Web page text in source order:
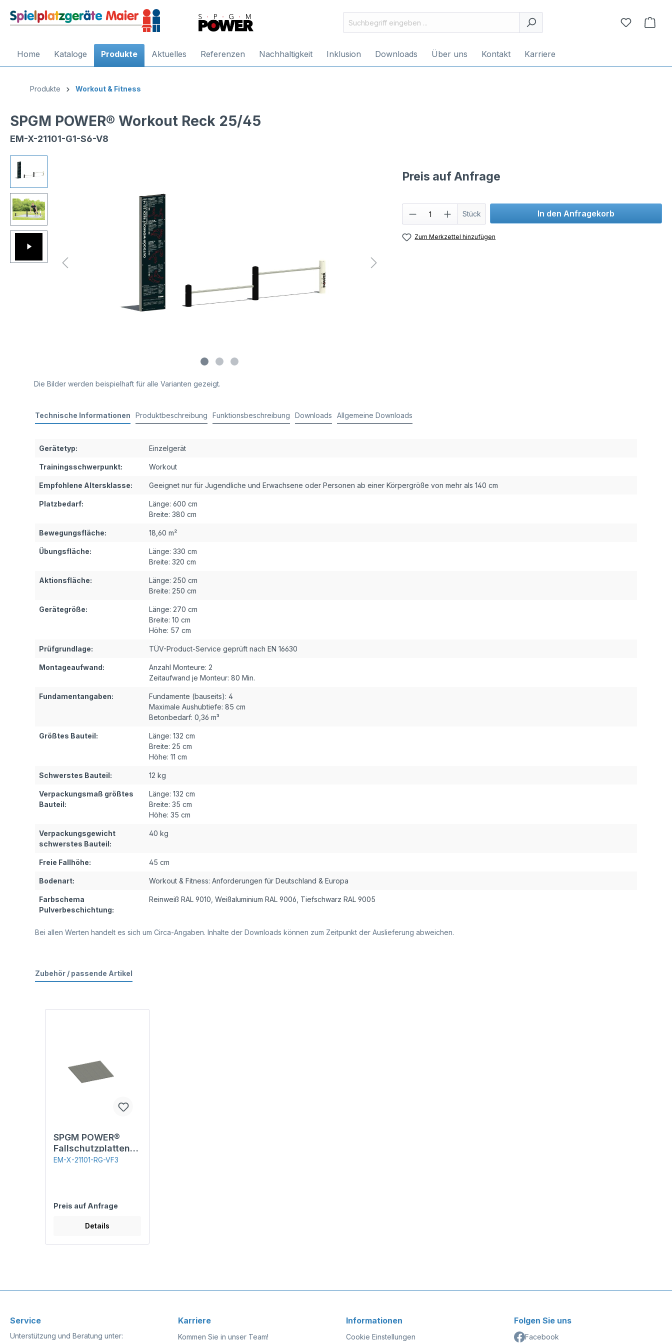
Home Kataloge Produkte Aktuelles Referenzen Nachhaltigkeit Inklusion Downloads Über uns Kontakt Karriere
Produkte Workout & Fitness
SPGM POWER® Workout Reck 25/45
EM-X-21101-G1-S6-V8
Die Bilder werden beispielhaft für alle Varianten gezeigt.
Preis auf Anfrage
Stück In den Anfragekorb
Zum Merkzettel hinzufügen
Technische Informationen Produktbeschreibung Funktionsbeschreibung Downloads Allgemeine Downloads
Gerätetyp: Einzelgerät
Trainingsschwerpunkt: Workout
Empfohlene Altersklasse: Geeignet nur für Jugendliche und Erwachsene oder Personen ab einer Körpergröße von mehr als 140 cm
Platzbedarf: Länge: 600 cm
Breite: 380 cm
Bewegungsfläche: 18,60 m²
Übungsfläche: Länge: 330 cm
Breite: 320 cm
Aktionsfläche: Länge: 250 cm
Breite: 250 cm
Gerätegröße: Länge: 270 cm
Breite: 10 cm
Höhe: 57 cm
Prüfgrundlage: TÜV-Product-Service geprüft nach EN 16630
Montageaufwand: Anzahl Monteure: 2
Zeitaufwand je Monteur: 80 Min.
Fundamentangaben: Fundamente (bauseits): 4
Maximale Aushubtiefe: 85 cm
Betonbedarf: 0,36 m³
Größtes Bauteil: Länge: 132 cm
Breite: 25 cm
Höhe: 11 cm
Schwerstes Bauteil: 12 kg
Verpackungsmaß größtes
Bauteil:
Länge: 132 cm
Breite: 35 cm
Höhe: 35 cm
Verpackungsgewicht
schwerstes Bauteil:
40 kg
Freie Fallhöhe: 45 cm
Bodenart: Workout & Fitness: Anforderungen für Deutschland & Europa
Farbschema
Pulverbeschichtung:
Reinweiß RAL 9010 , Weißaluminium RAL 9006 , Tiefschwarz RAL 9005
Bei allen Werten handelt es sich um Circa-Angaben. Inhalte der Downloads können zum Zeitpunkt der Auslieferung abweichen.
Zubehör / passende Artikel
SPGM POWER®
Fallschutzplatten,
50 mm
EM-X-21101-RG-VF3
Preis auf Anfrage
Details
Service
Unterstützung und Beratung unter:
Karriere
Kommen Sie in unser Team!
Informationen
Cookie Einstellungen
Folgen Sie uns
Facebook